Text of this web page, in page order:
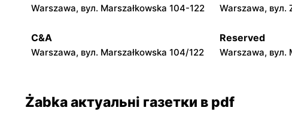
Żabka Żabka
Warszawa, вул. Marszałkowska 104-122 Warszawa, вул.
C&A
Warszawa, вул. Marszałkowska 104/122
Reserved
Warszawa, вул.
Żabka актуальні газетки в pdf